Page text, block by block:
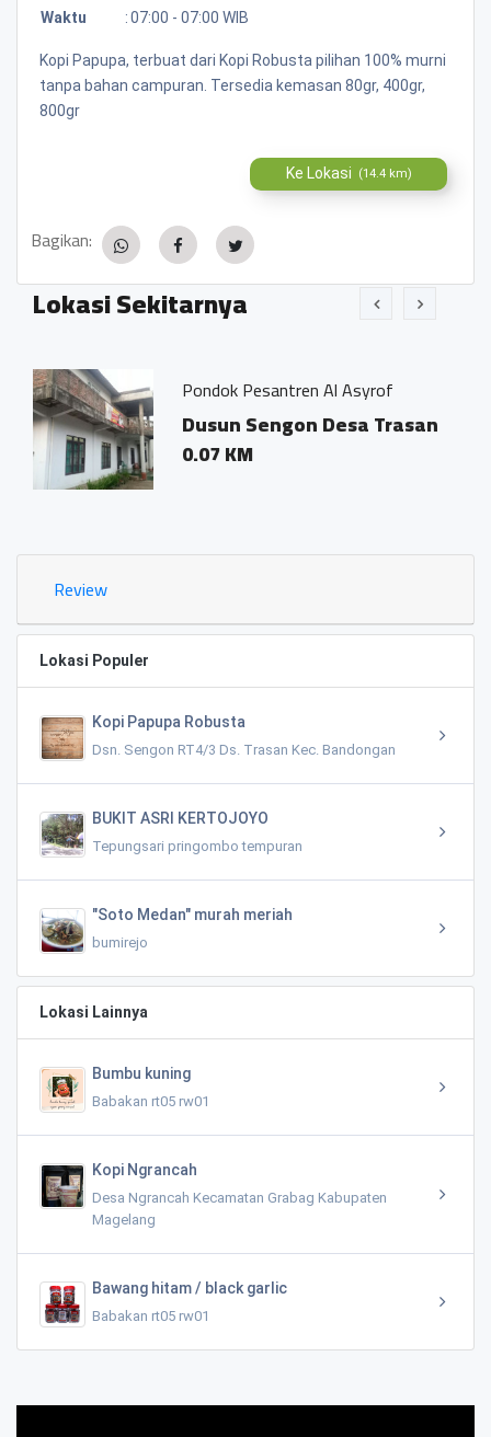
Waktu
:07:00 - 07:00 WIB
Kopi Papupa, terbuat dari Kopi Robusta pilihan 100% murni
tanpa bahan campuran. Tersedia kemasan 80gr, 400gr,
800gr
Ke Lokasi (14.4 km)
Bagikan:
Lokasi Sekitarnya
Pondok Pesantren Al Asyrof
Dusun Sengon Desa Trasan
0.07 KM
Review
Lokasi Populer
Kopi Papupa Robusta
Dsn. Sengon RT4/3 Ds. Trasan Kec. Bandongan
BUKIT ASRI KERTOJOYO
Tepungsari pringombo tempuran
"Soto Medan" murah meriah
bumirejo
Lokasi Lainnya
Bumbu kuning
Babakan rt05 rw01
Kopi Ngrancah
Desa Ngrancah Kecamatan Grabag Kabupaten
Magelang
Bawang hitam / black garlic
Babakan rt05 rw01